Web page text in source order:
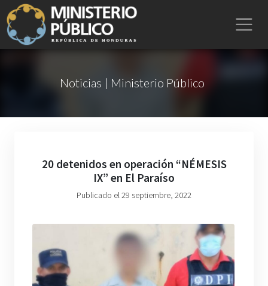
Noticias | Ministerio Público
20 detenidos en operación “NÉMESIS
IX” en El Paraíso
Publicado el 29 septiembre, 2022